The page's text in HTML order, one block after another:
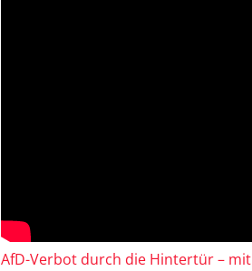
AfD-Verbot durch die Hintertür – mit